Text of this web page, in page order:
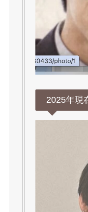
2025年